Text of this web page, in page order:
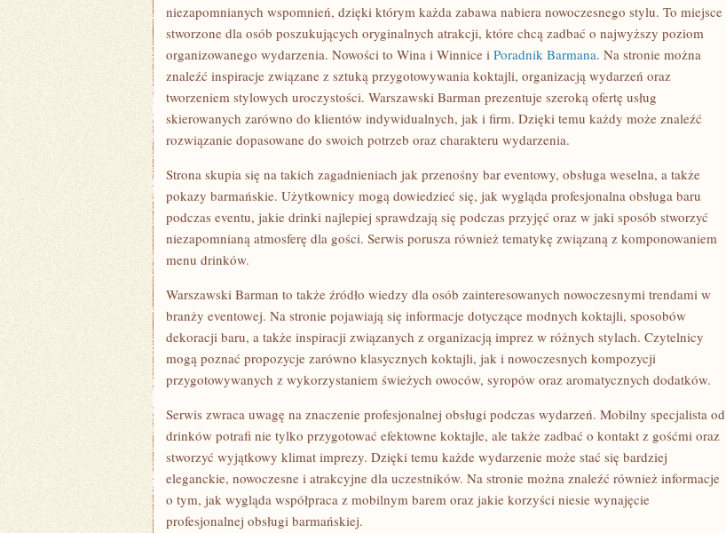
niezapomnianych wspomnień, dzięki którym każda zabawa nabiera nowoczesnego stylu. To miejsce
stworzone dla osób poszukujących oryginalnych atrakcji, które chcą zadbać o najwyższy poziom
organizowanego wydarzenia. Nowości to Wina i Winnice i Poradnik Barmana. Na stronie można
znaleźć inspiracje związane z sztuką przygotowywania koktajli, organizacją wydarzeń oraz
tworzeniem stylowych uroczystości. Warszawski Barman prezentuje szeroką ofertę usług
skierowanych zarówno do klientów indywidualnych, jak i firm. Dzięki temu każdy może znaleźć
rozwiązanie dopasowane do swoich potrzeb oraz charakteru wydarzenia.
Strona skupia się na takich zagadnieniach jak przenośny bar eventowy, obsługa weselna, a także
pokazy barmańskie. Użytkownicy mogą dowiedzieć się, jak wygląda profesjonalna obsługa baru
podczas eventu, jakie drinki najlepiej sprawdzają się podczas przyjęć oraz w jaki sposób stworzyć
niezapomnianą atmosferę dla gości. Serwis porusza również tematykę związaną z komponowaniem
menu drinków.
Warszawski Barman to także źródło wiedzy dla osób zainteresowanych nowoczesnymi trendami w
branży eventowej. Na stronie pojawiają się informacje dotyczące modnych koktajli, sposobów
dekoracji baru, a także inspiracji związanych z organizacją imprez w różnych stylach. Czytelnicy
mogą poznać propozycje zarówno klasycznych koktajli, jak i nowoczesnych kompozycji
przygotowywanych z wykorzystaniem świeżych owoców, syropów oraz aromatycznych dodatków.
Serwis zwraca uwagę na znaczenie profesjonalnej obsługi podczas wydarzeń. Mobilny specjalista od
drinków potrafi nie tylko przygotować efektowne koktajle, ale także zadbać o kontakt z gośćmi oraz
stworzyć wyjątkowy klimat imprezy. Dzięki temu każde wydarzenie może stać się bardziej
eleganckie, nowoczesne i atrakcyjne dla uczestników. Na stronie można znaleźć również informacje
o tym, jak wygląda współpraca z mobilnym barem oraz jakie korzyści niesie wynajęcie
profesjonalnej obsługi barmańskiej.